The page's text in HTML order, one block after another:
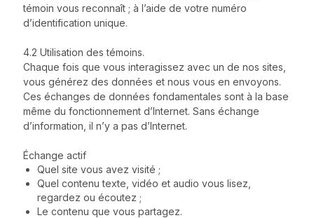
témoin vous reconnaît ; à l’aide de votre numéro
d’identification unique.
4.2 Utilisation des témoins.
Chaque fois que vous interagissez avec un de nos sites,
vous générez des données et nous vous en envoyons.
Ces échanges de données fondamentales sont à la base
même du fonctionnement d’Internet. Sans échange
d’information, il n’y a pas d’Internet.
Échange actif
Quel site vous avez visité ;
Quel contenu texte, vidéo et audio vous lisez,
regardez ou écoutez ;
Le contenu que vous partagez.